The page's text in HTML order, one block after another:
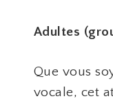
Adultes
Que vous
vocale, cet